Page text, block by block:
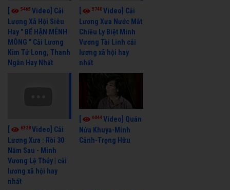
5465 Video] Cải
Lương Xã Hội Siêu
Hay " BỂ HẬN MÊNH
MÔNG " Cải Lương
Kim Tử Long, Thanh
Ngân Hay Nhất
5740Video] Cải
Lương Xưa Nước Mắt
Chiều Ly Biệt Minh
Vương Tài Linh cải
lương xã hội hay
nhất
6328Video] Cải
Lương Xưa : Rồi 30
Năm Sau - Minh
Vương Lệ Thủy | cải
lương xã hội hay
nhất
6044Video] Quán
Nửa Khuya-Minh
Cảnh-Trọng Hữu